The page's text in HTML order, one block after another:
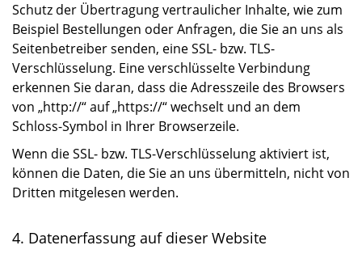
Schutz der Übertragung vertraulicher Inhalte, wie zum
Beispiel Bestellungen oder Anfragen, die Sie an uns als
Seitenbetreiber senden, eine SSL- bzw. TLS-
Verschlüsselung. Eine verschlüsselte Verbindung
erkennen Sie daran, dass die Adresszeile des Browsers
von „http://“ auf „https://“ wechselt und an dem
Schloss-Symbol in Ihrer Browserzeile.
Wenn die SSL- bzw. TLS-Verschlüsselung aktiviert ist,
können die Daten, die Sie an uns übermitteln, nicht von
Dritten mitgelesen werden.
4. Datenerfassung auf dieser Website